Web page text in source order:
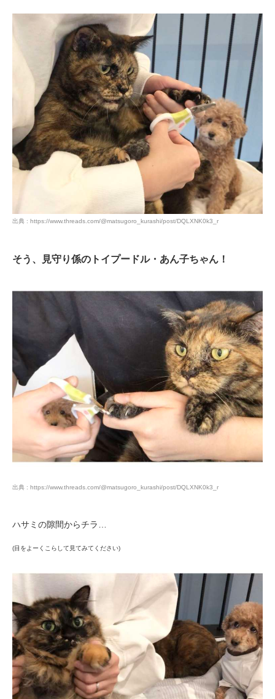
出典 : https://www.threads.com/@matsugoro_kurashi/post/DQLXNK0k3_r
そう、見守り係のトイプードル・あん子ちゃん！
出典 : https://www.threads.com/@matsugoro_kurashi/post/DQLXNK0k3_r
ハサミの隙間からチラ…
(目をよーくこらして見てみてください)